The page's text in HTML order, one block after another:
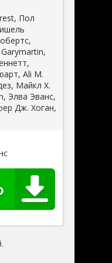
Пол
Ali M.
Майкл Х.
Элва Эванс,
Дж. Хоган,